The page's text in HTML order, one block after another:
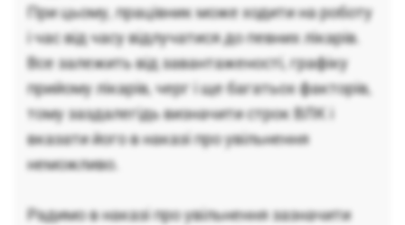
При цьому, працівник може ходити на роботу
і час від часу відлучатися до певних лікарів.
Все залежить від завантаженості, графіку
прийому лікарів, черг і ще багатьох факторів,
тому заздалегідь визначити строк ВЛК і
вказати його в наказі про увільнення
неможливо.
Радимо в наказі про увільнення зазначити